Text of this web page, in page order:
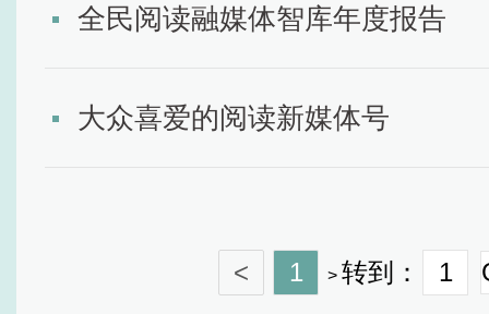
全民阅读融媒体智库年度报告
大众喜爱的阅读新媒体号
< 1 > 转到：